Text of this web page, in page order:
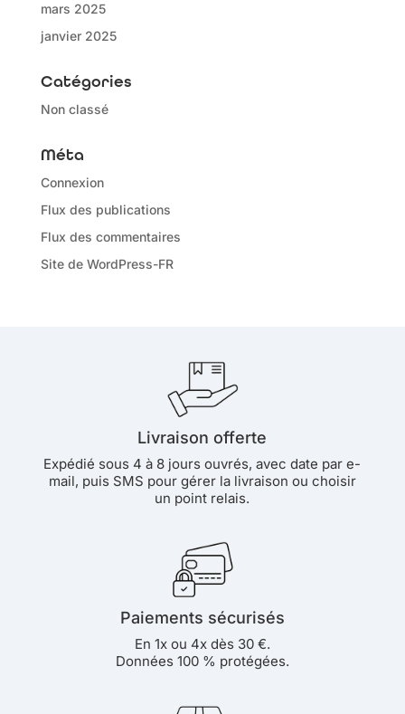
mars 2025
janvier 2025
Catégories
Non classé
Méta
Connexion
Flux des publications
Flux des commentaires
Site de WordPress-FR
Livraison offerte
Expédié sous 4 à 8 jours ouvrés, avec date par e-
mail, puis SMS pour gérer la livraison ou choisir
un point relais.
Paiements sécurisés
En 1x ou 4x dès 30 €.
Données 100 % protégées.